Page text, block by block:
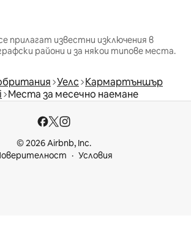
прилагат известни изключения в
райони и за някои типове места.
Уелс Кармартъншър
Места за месечно наемане
© 2026 Airbnb, Inc.
Условия